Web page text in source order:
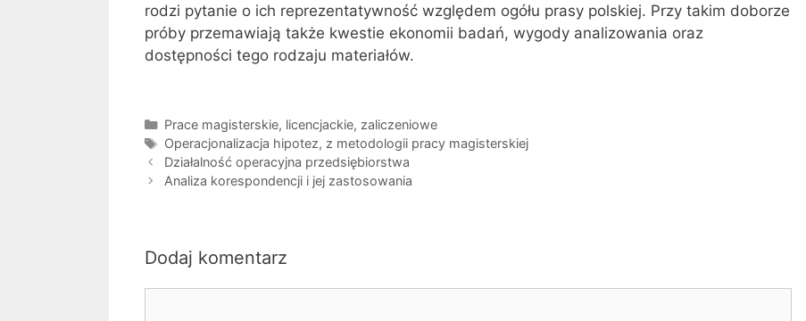
rodzi pytanie o ich reprezentatywność względem ogółu prasy polskiej. Przy takim doborze
próby przemawiają także kwestie ekonomii badań, wygody analizowania oraz
dostępności tego rodzaju materiałów.
Kategorie
Prace magisterskie, licencjackie, zaliczeniowe
Tagi
Operacjonalizacja hipotez, z metodologii pracy magisterskiej
Działalność operacyjna przedsiębiorstwa
Analiza korespondencji i jej zastosowania
Dodaj komentarz